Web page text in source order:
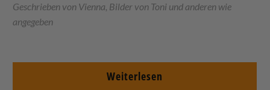
Geschrieben von Vienna, Bilder von Toni und anderen wie
angegeben
Weiterlesen